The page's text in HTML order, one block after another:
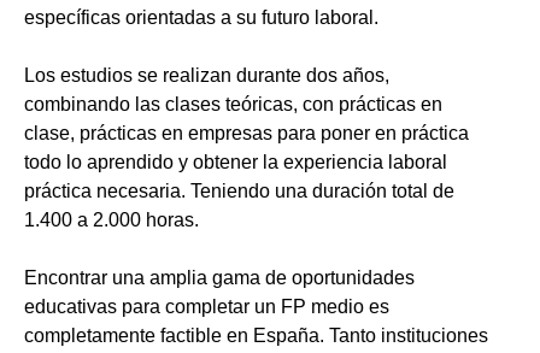
específicas orientadas a su futuro laboral.
Los estudios se realizan durante dos años,
combinando las clases teóricas, con prácticas en
clase, prácticas en empresas para poner en práctica
todo lo aprendido y obtener la experiencia laboral
práctica necesaria. Teniendo una duración total de
1.400 a 2.000 horas.
Encontrar una amplia gama de oportunidades
educativas para completar un FP medio es
completamente factible en España. Tanto instituciones